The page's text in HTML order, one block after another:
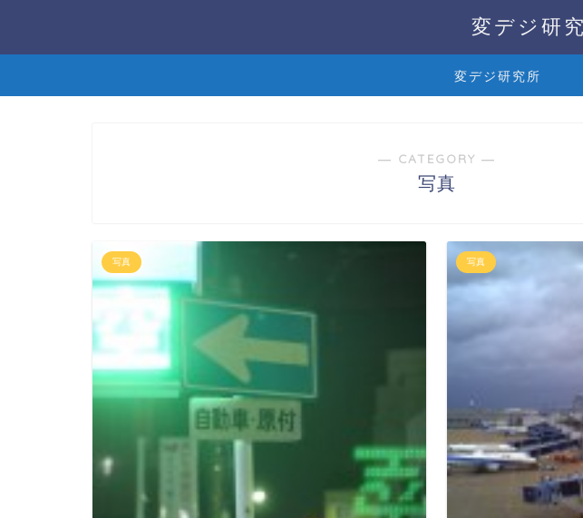
変デジ研
変デジ研究所
― CATEGORY ―
写真
写真 写真